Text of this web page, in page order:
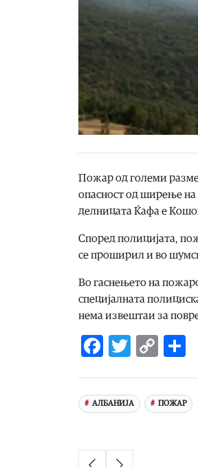
Пожар од големи
опасност од ширење на
делницата Ќафа е
Според полицијата,
се проширил и во
Во гаснењето на
специјалната
нема извештаи за
Facebook
Twitter
Copy
АЛБАНИЈА ПОЖАР